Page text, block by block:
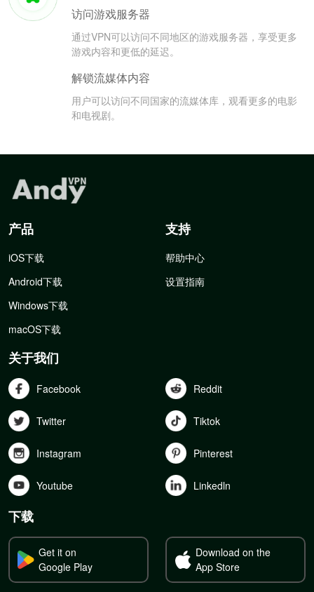
访问游戏服务器
通过VPN可以访问不同地区的游戏服务器，享受更多
游戏内容和更低的延迟。
解锁流媒体内容
用户可以访问不同国家的流媒体库，观看更多的电影
和电视剧。
产品
iOS下载
Android下载
Windows下载
macOS下载
支持
帮助中心
设置指南
关于我们
Facebook Reddit
Twitter Tiktok
Instagram Pinterest
Youtube Linkedln
下载
Get it on
Google Play
Download on the
App Store